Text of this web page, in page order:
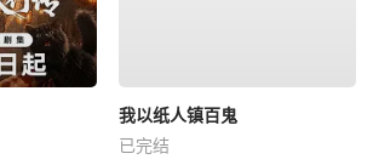
我以纸人镇百鬼
已完结